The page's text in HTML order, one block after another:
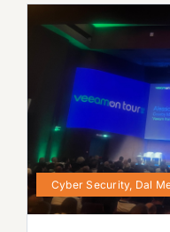
Cyber Security, Dal